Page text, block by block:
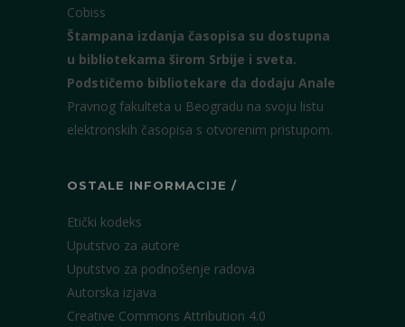
Cobiss
Štampana izdanja časopisa su dostupna
u bibliotekama širom Srbije i sveta.
Podstičemo bibliotekare da dodaju Anale
Pravnog fakulteta u Beogradu na svoju listu
elektronskih časopisa s otvorenim pristupom.
OSTALE INFORMACIJE /
Etički kodeks
Uputstvo za autore
Uputstvo za podnošenje radova
Autorska izjava
Creative Commons Attribution 4.0